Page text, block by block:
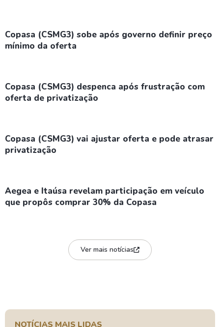
Copasa (CSMG3) sobe após governo definir preço
mínimo da oferta
Copasa (CSMG3) despenca após frustração com
oferta de privatização
Copasa (CSMG3) vai ajustar oferta e pode atrasar
privatização
Aegea e Itaúsa revelam participação em veículo
que propôs comprar 30% da Copasa
Ver mais notícias
NOTÍCIAS MAIS LIDAS